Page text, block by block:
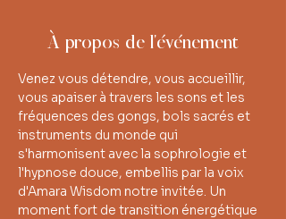
À propos de l'événement
Venez vous détendre, vous accueillir,
vous apaiser à travers les sons et les
fréquences des gongs, bols sacrés et
instruments du monde qui
s'harmonisent avec la sophrologie et
l'hypnose douce, embellis par la voix
d'Amara Wisdom notre invitée. Un
moment fort de transition énergétique